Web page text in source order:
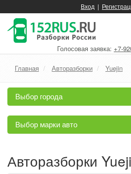
Вход |
Голосовая заявка: +7-
Главная Авторазборки Yuejin
Выбор города
Выбор марки авто
Авторазборки